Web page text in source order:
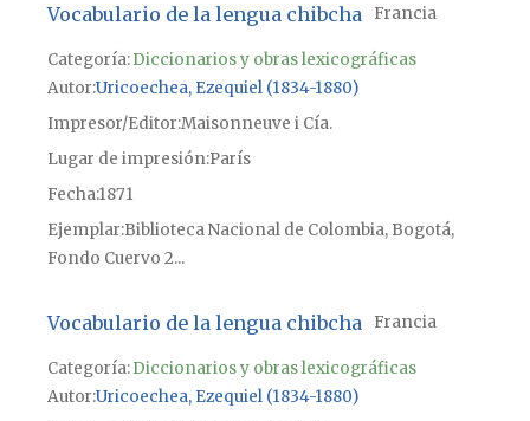
Vocabulario de la lengua chibcha Francia
Categoría:Diccionarios y obras lexicográficas
Autor Uricoechea, Ezequiel (1834-1880)
Impresor/Editor Maisonneuve i Cía.
Lugar de impresiónParís
Fecha1871
Ejemplar Biblioteca Nacional de Colombia, Bogotá,
Fondo Cuervo 2...
Vocabulario de la lengua chibcha Francia
Categoría:Diccionarios y obras lexicográficas
Autor Uricoechea, Ezequiel (1834-1880)